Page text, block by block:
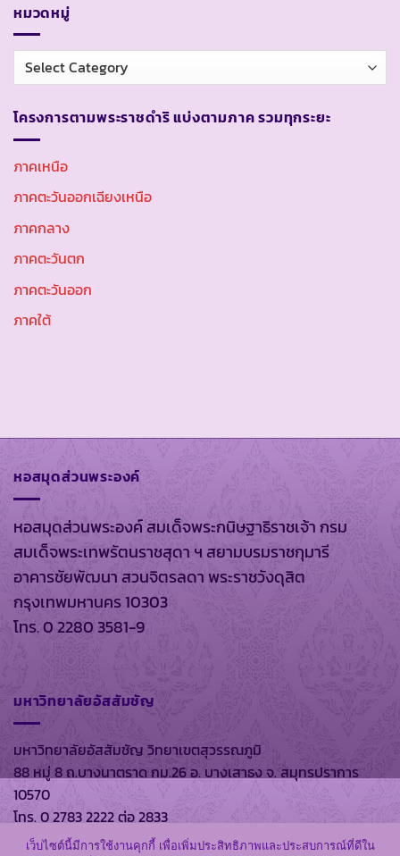
หมวดหมู่
หมวด
หมู่
โครงการตามพระราชดำริ แบ่งตามภาค รวมทุกระยะ
ภาคเหนือ
ภาคตะวันออกเฉียงเหนือ
ภาคกลาง
ภาคตะวันตก
ภาคตะวันออก
ภาคใต้
หอสมุดส่วนพระองค์
หอสมุดส่วนพระองค์ สมเด็จพระกนิษฐาธิราชเจ้า กรม
สมเด็จพระเทพรัตนราชสุดา ฯ สยามบรมราชกุมารี
อาคารชัยพัฒนา สวนจิตรลดา พระราชวังดุสิต
กรุงเทพมหานคร 10303
โทร. 0 2280 3581-9
มหาวิทยาลัยอัสสัมชัญ
มหาวิทยาลัยอัสสัมชัญ วิทยาเขตสุวรรณภูมิ
88 หมู่ 8 ถ.บางนาตราด กม.26 อ. บางเสาธง จ. สมุทรปราการ
10570
โทร. 0 2783 2222 ต่อ 2833
เว็บไซต์นี้มีการใช้งานคุกกี้ เพื่อเพิ่มประสิทธิภาพและประสบการณ์ที่ดีใน